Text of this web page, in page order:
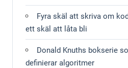
Fyra skäl att skriva om
ett skäl att låta bli
Donald Knuths bokserie
definierar algoritmer